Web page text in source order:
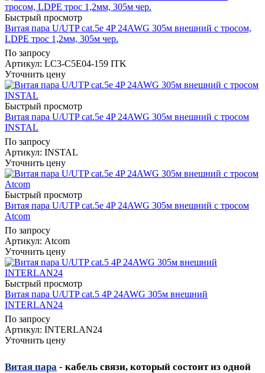
Быстрый просмотр
Витая пара U/UTP cat.5e 4P 24AWG 305м внешний с тросом,
LDPE трос 1,2мм, 305м чер.
По запросу
Артикул: LC3-C5E04-159 ITK
Уточнить цену
Быстрый просмотр
Витая пара U/UTP cat.5e 4P 24AWG 305м внешний с тросом
INSTAL
По запросу
Артикул: INSTAL
Уточнить цену
Быстрый просмотр
Витая пара U/UTP cat.5e 4P 24AWG 305м внешний с тросом
Atcom
По запросу
Артикул: Atcom
Уточнить цену
Быстрый просмотр
Витая пара U/UTP cat.5 4P 24AWG 305м внешний
INTERLAN24
По запросу
Артикул: INTERLAN24
Уточнить цену
Витая пара - кабель связи, который состоит из одной